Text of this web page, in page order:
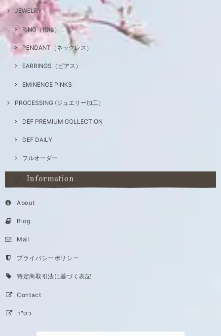
JEWELRY
RING（指輪）
PENDANT（ネックレス）
EARRINGS（ピアス）
EMINENCE PINKS
PROCESSING (ジュエリー加工）
DEF PREMIUM COLLECTION
DEF DAILY
フルオーダー
Information
About
Blog
Mail
プライバシーポリシー
特定商取引法に基づく表記
Contact
בס"ד